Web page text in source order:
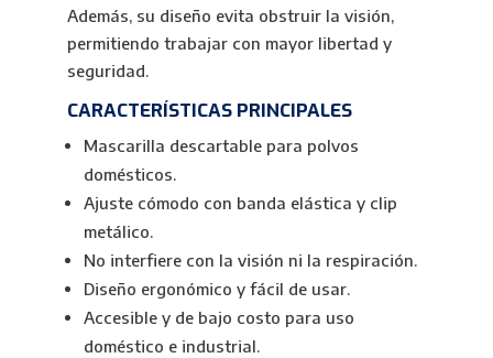
Además, su diseño evita obstruir la visión,
permitiendo trabajar con mayor libertad y
seguridad.
CARACTERÍSTICAS PRINCIPALES
Mascarilla descartable para polvos
domésticos.
Ajuste cómodo con banda elástica y clip
metálico.
No interfiere con la visión ni la respiración.
Diseño ergonómico y fácil de usar.
Accesible y de bajo costo para uso
doméstico e industrial.